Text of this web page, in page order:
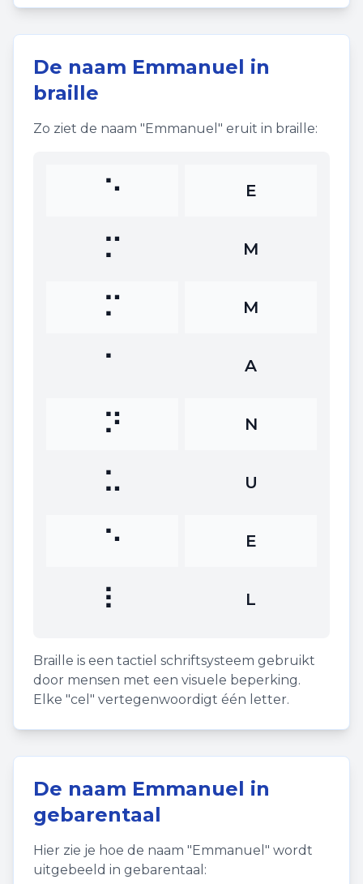
De naam Emmanuel in
braille
Zo ziet de naam "Emmanuel " eruit in braille:
⠑ E
⠍ M
⠍ M
⠁ A
⠝ N
⠥ U
⠑ E
⠇ L
Braille is een tactiel schriftsysteem gebruikt
door mensen met een visuele beperking.
Elke "cel" vertegenwoordigt één letter.
De naam Emmanuel in
gebarentaal
Hier zie je hoe de naam "Emmanuel " wordt
uitgebeeld in gebarentaal: